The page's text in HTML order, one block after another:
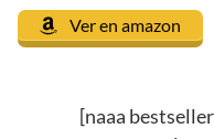
Ver en amazon
[naaa